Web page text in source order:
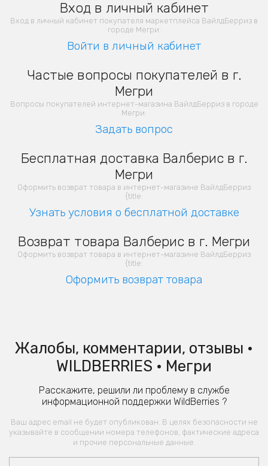
Вход в личный кабинет
Вход в личный кабинет покупателя маркетплейса ВайлдБерриз в
городе Мегри:
Войти в личный кабинет
Частые вопросы покупателей в г.
Мегри
Вопросы покупателей интернет-магазина ВайлдБерриз в городе
Мегри:
Задать вопрос
Бесплатная доставка Валберис в г.
Мегри
Оформить возврат товара в интернет-магазине ВайлдБерриз
{title:
Узнать условия о бесплатной доставке
Возврат товара Валберис в г. Мегри
Оформить возврат товара в интернет-магазине ВайлдБерриз
{title:
Оформить возврат товара
Жалобы, комментарии, отзывы •
WILDBERRIES • Мегри
Расскажите, решили ли проблему в службе
информационной поддержки WildBerries ?
Ваш адрес email не будет опубликован. В целях безопасности не
указывайте в сообщении номера телефонов, фактические адреса
и прочие персональные данные.